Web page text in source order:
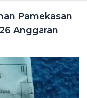
Pamekasan
Anggaran